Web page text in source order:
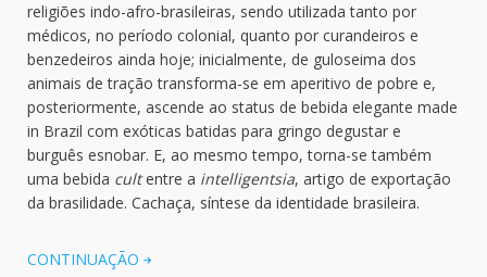
religiões indo-afro-brasileiras, sendo utilizada tanto por
médicos, no período colonial, quanto por curandeiros e
benzedeiros ainda hoje; inicialmente, de guloseima dos
animais de tração transforma-se em aperitivo de pobre e,
posteriormente, ascende ao status de bebida elegante made
in Brazil com exóticas batidas para gringo degustar e
burguês esnobar. E, ao mesmo tempo, torna-se também
uma bebida cultentre a intelligentsia, artigo de exportação
da brasilidade. Cachaça, síntese da identidade brasileira.
CONTINUAÇÃO